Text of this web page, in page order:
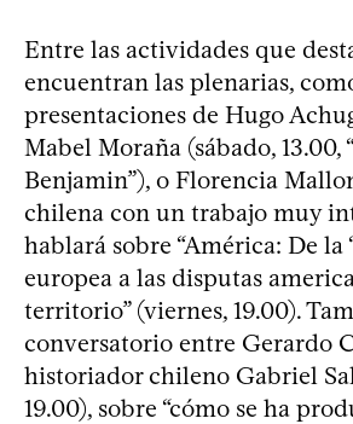
Entre las actividades que
encuentran las plenarias,
presentaciones de Hugo
Mabel Moraña (sábado, 13.00,
Benjamin”), o Florencia
chilena con un trabajo muy
hablará sobre “América: De la
europea a las disputas
territorio” (viernes, 19.00).
conversatorio entre Gerardo
historiador chileno Gabriel
19.00), sobre “cómo se ha